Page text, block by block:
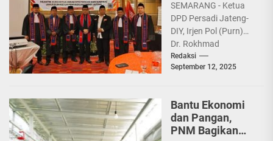
Advokat
SEMARANG - Ketua
DPD Persadi Jateng-
DIY, Irjen Pol (Purn)
Dr. Rokhmad
Sunanto, MM, MH,
CRM yang mewakili
Redaksi
September 12, 2025
Bantu Ekonomi
dan Pangan,
PNM Bagikan